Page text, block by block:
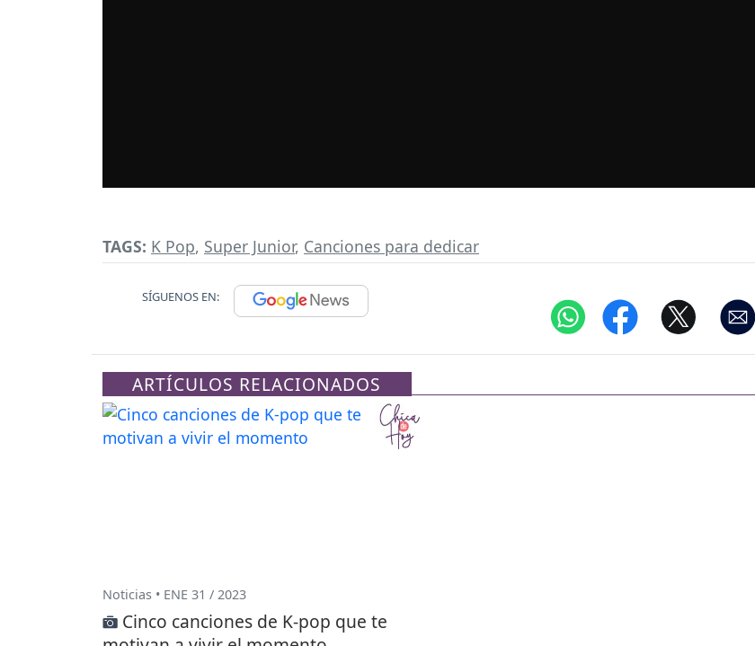
TAGS: K Pop, Super Junior, Canciones para dedicar
SÍGUENOS EN:
ARTÍCULOS RELACIONADOS
Noticias • ENE 31 / 2023
Cinco canciones de K-pop que te